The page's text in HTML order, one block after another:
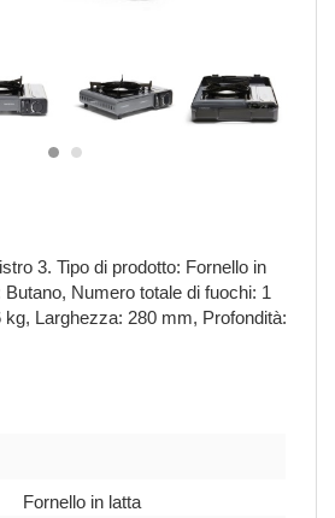
3. Tipo di prodotto: Fornello in
Butano, Numero totale di fuochi: 1
kg, Larghezza: 280 mm, Profondità:
Fornello in latta